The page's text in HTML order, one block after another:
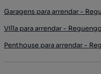
Garagens para arrendar -
Villa para arrendar -
Penthouse para arrendar -